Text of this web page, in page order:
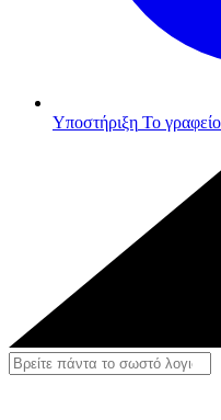
Υποστήριξη Το γραφείο